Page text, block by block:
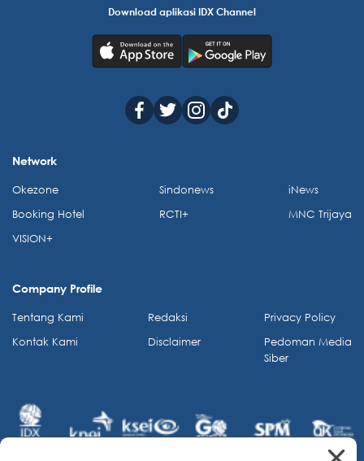
Download aplikasi IDX Channel
Network
Okezone
Booking Hotel
VISION+
Sindonews
RCTI+
iNews
MNC Trijaya
Company Profile
Tentang Kami
Kontak Kami
Redaksi
Disclaimer
Privacy Policy
Pedoman Media
Siber